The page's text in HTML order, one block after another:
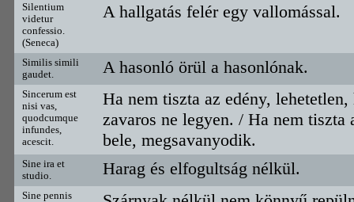
Silentium
videtur
confessio.
(Seneca)
A hallgatás felér egy vallomással.
Similis simili
gaudet.
A hasonló örül a hasonlónak.
Sincerum est
nisi vas,
quodcumque
infundes,
acescit.
Ha nem tiszta az edény,
zavaros ne legyen. / Ha nem tiszta
bele, megsavanyodik.
Sine ira et
studio.
Harag és elfogultság nélkül.
Sine pennis